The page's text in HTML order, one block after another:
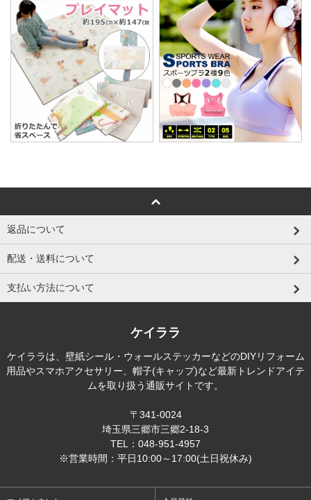
返品について
配送・送料について
支払い方法について
ケイララ
ケイララは、壁紙シール・ウォールステッカーなどのDIYリフォーム
用品やスマホアクセサリー、帽子(キャップ)など最新トレンドアイテ
ムを取り扱う通販サイトです。
〒341-0024
埼玉県三郷市三郷2-18-3
TEL：048-951-4957
※営業時間：平日10:00～17:00(土日祝休み)